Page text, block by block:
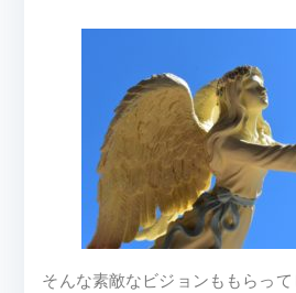
そんな素敵なビジョンももらっ